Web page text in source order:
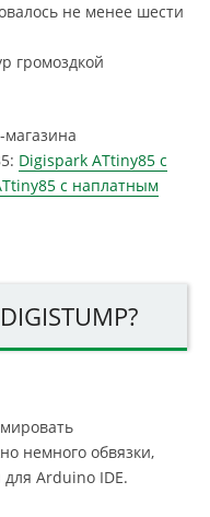
не менее шести
громоздкой
Digispark ATtiny85 с
с наплатным
немного обвязки,
Arduino IDE.